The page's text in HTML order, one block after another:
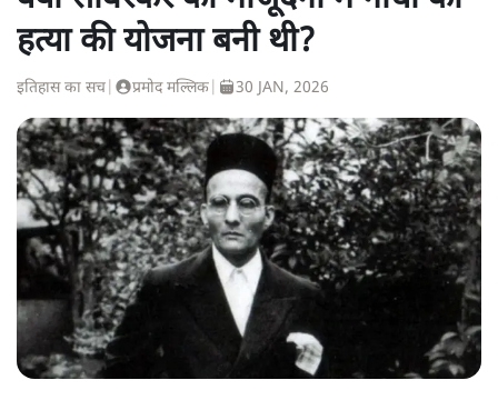
हत्या की योजना बनी थी?
इतिहास का सच प्रमोद मल्लिक 30 JAN, 2026